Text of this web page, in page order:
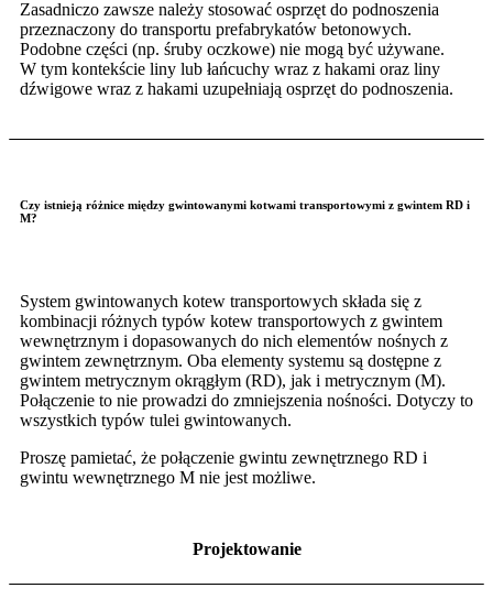
Zasadniczo zawsze należy stosować osprzęt do podnoszenia
przeznaczony do transportu prefabrykatów betonowych.
Podobne części (np. śruby oczkowe) nie mogą być używane.
W tym kontekście liny lub łańcuchy wraz z hakami oraz liny
dźwigowe wraz z hakami uzupełniają osprzęt do podnoszenia.
Czy istnieją różnice między gwintowanymi kotwami transportowymi z gwintem RD i
M?
System gwintowanych kotew transportowych składa się z
kombinacji różnych typów kotew transportowych z gwintem
wewnętrznym i dopasowanych do nich elementów nośnych z
gwintem zewnętrznym. Oba elementy systemu są dostępne z
gwintem metrycznym okrągłym (RD), jak i metrycznym (M).
Połączenie to nie prowadzi do zmniejszenia nośności. Dotyczy to
wszystkich typów tulei gwintowanych.
Proszę pamietać, że połączenie gwintu zewnętrznego RD i
gwintu wewnętrznego M nie jest możliwe.
Projektowanie